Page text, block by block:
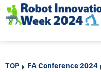
TOP FA Conference 2024